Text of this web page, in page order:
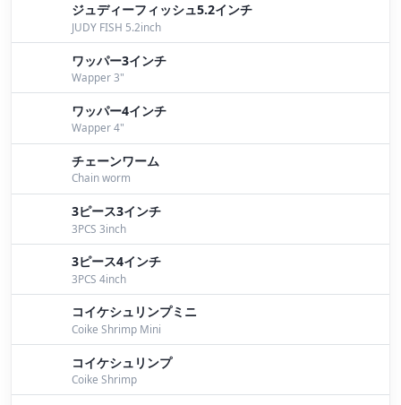
ジュディーフィッシュ5.2インチ
JUDY FISH 5.2inch
ワッパー3インチ
Wapper 3"
ワッパー4インチ
Wapper 4"
チェーンワーム
Chain worm
3ピース3インチ
3PCS 3inch
3ピース4インチ
3PCS 4inch
コイケシュリンプミニ
Coike Shrimp Mini
コイケシュリンプ
Coike Shrimp